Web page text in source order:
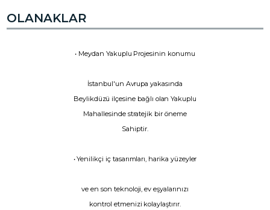
OLANAKLAR
• Meydan Yakuplu Projesinin konumu
İstanbul'un Avrupa yakasında
Beylikdüzü ilçesine bağlı olan Yakuplu
Mahallesinde stratejik bir öneme
Sahiptir.
• Yenilikçi iç tasarımları, harika yüzeyler
ve en son teknoloji, ev eşyalarınızı
kontrol etmenizi kolaylaştırır.